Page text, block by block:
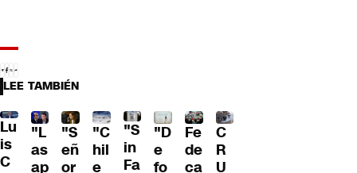
LEE TAMBIÉN
Lu
is
C
"L
as
ap
"S
eñ
or
"C
hil
e
"S
in
Fa
"D
e
fo
Fe
de
ca
C
R
U